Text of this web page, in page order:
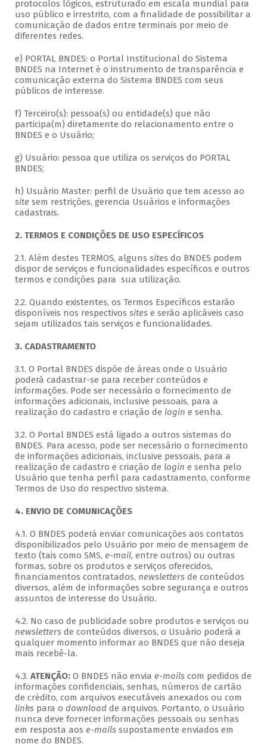
protocolos lógicos, estruturado em escala mundial para
uso público e irrestrito, com a finalidade de possibilitar a
comunicação de dados entre terminais por meio de
diferentes redes.
e) PORTAL BNDES: o Portal Institucional do Sistema
BNDES na Internet é o instrumento de transparência e
comunicação externa do Sistema BNDES com seus
públicos de interesse.
f) Terceiro(s): pessoa(s) ou entidade(s) que não
participa(m) diretamente do relacionamento entre o
BNDES e o Usuário;
g) Usuário: pessoa que utiliza os serviços do PORTAL
BNDES;
h) Usuário Master: perfil de Usuário que tem acesso ao
site sem restrições, gerencia Usuários e informações
cadastrais.
2. TERMOS E CONDIÇÕES DE USO ESPECÍFICOS
2.1. Além destes TERMOS, alguns sitesdo BNDES podem
dispor de serviços e funcionalidades específicos e outros
termos e condições para sua utilização.
2.2. Quando existentes, os Termos Específicos estarão
disponíveis nos respectivos sitese serão aplicáveis caso
sejam utilizados tais serviços e funcionalidades.
3. CADASTRAMENTO
3.1. O Portal BNDES dispõe de áreas onde o Usuário
poderá cadastrar-se para receber conteúdos e
informações. Pode ser necessário o fornecimento de
informações adicionais, inclusive pessoais, para a
realização do cadastro e criação de login e senha.
3.2. O Portal BNDES está ligado a outros sistemas do
BNDES. Para acesso, pode ser necessário o fornecimento
de informações adicionais, inclusive pessoais, para a
realização de cadastro e criação de login e senha pelo
Usuário que tenha perfil para cadastramento, conforme
Termos de Uso do respectivo sistema.
4. ENVIO DE COMUNICAÇÕES
4.1. O BNDES poderá enviar comunicações aos contatos
disponibilizados pelo Usuário por meio de mensagem de
texto (tais como SMS, e-mail, entre outros) ou outras
formas, sobre os produtos e serviços oferecidos,
financiamentos contratados, newsletters de conteúdos
diversos, além de informações sobre segurança e outros
assuntos de interesse do Usuário.
4.2. No caso de publicidade sobre produtos e serviços ou
newslettersde conteúdos diversos, o Usuário poderá a
qualquer momento informar ao BNDES que não deseja
mais recebê-la.
4.3. ATENÇÃO: O BNDES não envia e-mailscom pedidos de
informações confidenciais, senhas, números de cartão
de crédito, com arquivos executáveis anexados ou com
links para o download de arquivos. Portanto, o Usuário
nunca deve fornecer informações pessoais ou senhas
em resposta aos e-mailssupostamente enviados em
nome do BNDES.